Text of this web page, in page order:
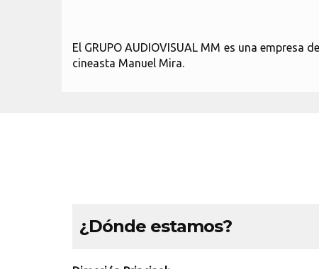
El GRUPO AUDIOVISUAL MM es una
cineasta Manuel Mira.
¿Dónde estamos?